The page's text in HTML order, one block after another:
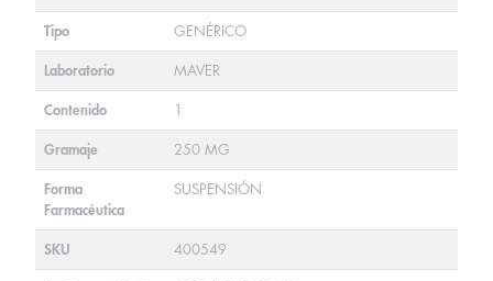
Tipo GENÉRICO
Laboratorio MAVER
Contenido 1
Gramaje 250 MG
Forma
Farmacéutica
SUSPENSIÓN
SKU 400549